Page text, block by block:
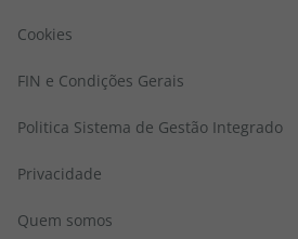
Cookies
FIN e Condições Gerais
Politica Sistema de Gestão Integrado
Privacidade
Quem somos